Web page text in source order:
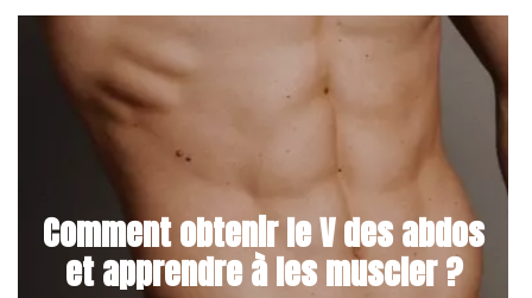
Comment obtenir le V des abdos
et apprendre à les muscler ?